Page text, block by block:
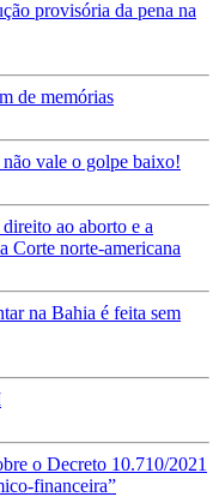
provisória da pena na
de memórias
vale o golpe baixo!
ao aborto e a
Corte norte-americana
na Bahia é feita sem
o Decreto 10.710/2021
financeira”